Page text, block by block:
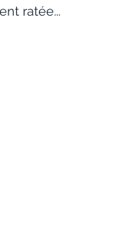
ratée...